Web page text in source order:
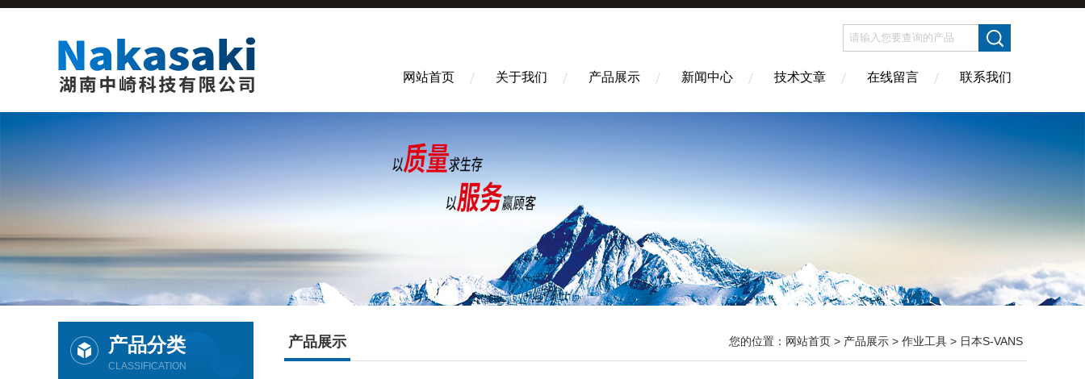
网站首页 关于我们 产品展示 新闻中心 技术文章 在线留言 联系我们
产品分类
CLASSIFICATION
产品展示 您的位置： 网站首页 > 产品展示 > 作业工具 > 日本S-VANS